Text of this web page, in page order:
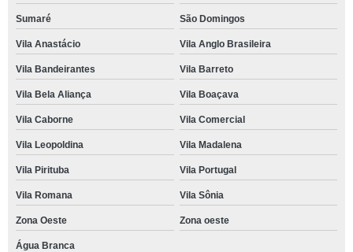
Sumaré São Domingos
Vila Anastácio Vila Anglo Brasileira
Vila Bandeirantes Vila Barreto
Vila Bela Aliança Vila Boaçava
Vila Caborne Vila Comercial
Vila Leopoldina Vila Madalena
Vila Pirituba Vila Portugal
Vila Romana Vila Sônia
Zona Oeste Zona oeste
Água Branca